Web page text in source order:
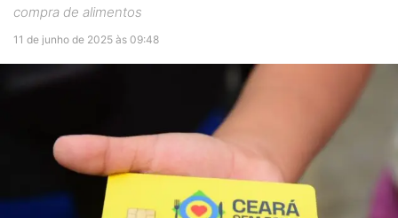
compra de alimentos
11 de junho de 2025 às 09:48